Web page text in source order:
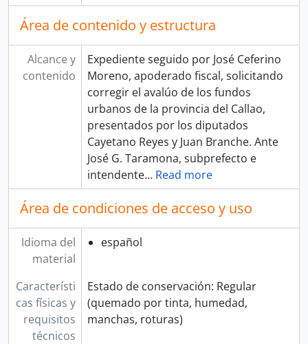
Área de contenido y estructura
Alcance y
contenido
Expediente seguido por José Ceferino
Moreno, apoderado fiscal, solicitando
corregir el avalúo de los fundos
urbanos de la provincia del Callao,
presentados por los diputados
Cayetano Reyes y Juan Branche. Ante
José G. Taramona, subprefecto e
intendente… Read more
Área de condiciones de acceso y uso
Idioma del
material
español
Característi
cas físicas y
requisitos
técnicos
Estado de conservación: Regular
(quemado por tinta, humedad,
manchas, roturas)